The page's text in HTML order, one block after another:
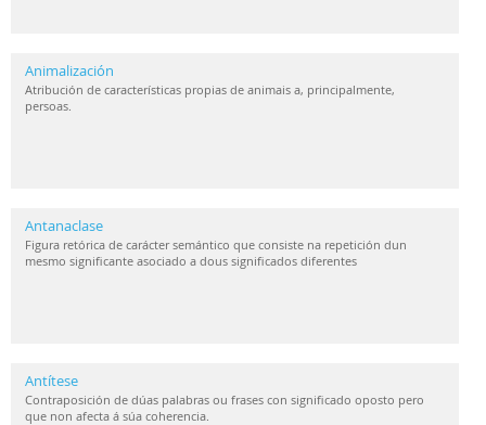
Animalización
Atribución de características propias de animais a, principalmente,
persoas.
Antanaclase
Figura retórica de carácter semántico que consiste na repetición dun
mesmo significante asociado a dous significados diferentes
Antítese
Contraposición de dúas palabras ou frases con significado oposto pero
que non afecta á súa coherencia.